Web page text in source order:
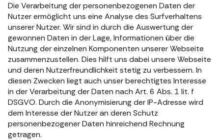
Die Verarbeitung der personenbezogenen Daten der
Nutzer ermöglicht uns eine Analyse des Surfverhaltens
unserer Nutzer. Wir sind in durch die Auswertung der
gewonnen Daten in der Lage, Informationen über die
Nutzung der einzelnen Komponenten unserer Webseite
zusammenzustellen. Dies hilft uns dabei unsere Webseite
und deren Nutzerfreundlichkeit stetig zu verbessern. In
diesen Zwecken liegt auch unser berechtigtes Interesse
in der Verarbeitung der Daten nach Art. 6 Abs. 1 lit. f
DSGVO. Durch die Anonymisierung der IP-Adresse wird
dem Interesse der Nutzer an deren Schutz
personenbezogener Daten hinreichend Rechnung
getragen.